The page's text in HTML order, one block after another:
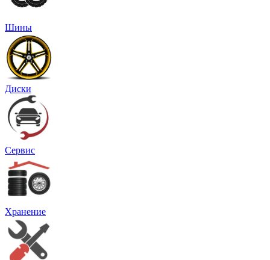
Шины
Диски
Сервис
Хранение